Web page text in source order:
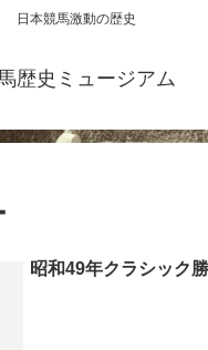
日本競馬激動の歴史
歴史ミュージアム
昭和49年クラシック